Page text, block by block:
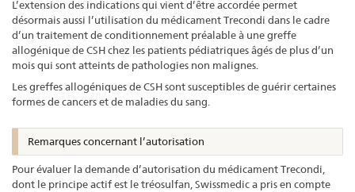
L’extension des indications qui vient d’être accordée permet
désormais aussi l’utilisation du médicament Trecondi dans le cadre
d’un traitement de conditionnement préalable à une greffe
allogénique de CSH chez les patients pédiatriques âgés de plus d’un
mois qui sont atteints de pathologies non malignes.
Les greffes allogéniques de CSH sont susceptibles de guérir certaines
formes de cancers et de maladies du sang.
Remarques concernant l’autorisation
Pour évaluer la demande d’autorisation du médicament Trecondi,
dont le principe actif est le tréosulfan, Swissmedic a pris en compte